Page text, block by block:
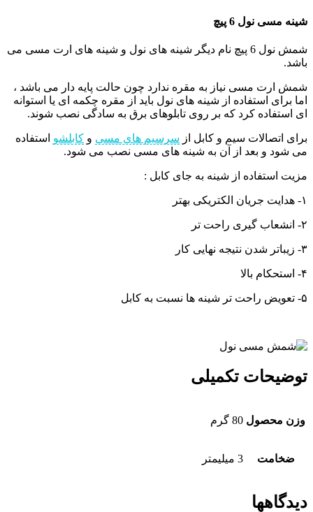
شینه مسی نول 6 پیچ
شمش نول 6 پیچ نام دیگر شینه های نول و شینه های ارت مسی می
باشد.
شمش ارت مسی نیاز به مقره ندارد چون حالت پایه دار می باشد ،
اما برای استفاده از شینه های نول باید از مقره چکمه ای یا استوانه
ای استفاده کرد که بر روی تابلوهای برق به سادگی نصب شوند.
برای اتصالات سیم و کابل از سرسیم های مسی و کابلشو استفاده
می شود و بعد از آن به شینه های مسی نصب می شود.
مزیت استفاده از شینه به جای کابل :
۱- هدایت جریان الکتریکی بهتر
۲- انشعاب گیری راحت تر
۳- زیباتر شدن نتیجه نهایی کار
۴- استحکام بالا
۵- تعویض راحت تر شینه ها نسبت به کابل
توضیحات تکمیلی
وزن محصول 80 گرم
ضخامت 3 میلیمتر
دیدگاهها